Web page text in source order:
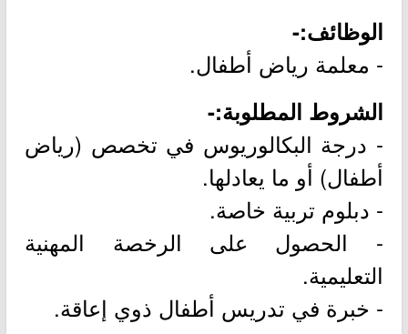
الوظائف:-
- معلمة رياض أطفال.
الشروط المطلوبة:-
- درجة البكالوريوس في تخصص (رياض
أطفال) أو ما يعادلها.
- دبلوم تربية خاصة.
- الحصول على الرخصة المهنية
التعليمية.
- خبرة في تدريس أطفال ذوي إعاقة.